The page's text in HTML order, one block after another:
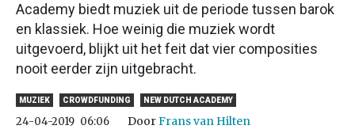
Academy biedt muziek uit de periode tussen barok
en klassiek. Hoe weinig die muziek wordt
uitgevoerd, blijkt uit het feit dat vier composities
nooit eerder zijn uitgebracht.
MUZIEK CROWDFUNDING NEW DUTCH ACADEMY
24-04-2019 06:06 DoorFrans van Hilten